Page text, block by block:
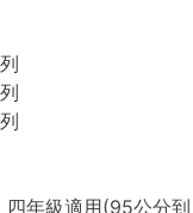
四年級適用(95公分到